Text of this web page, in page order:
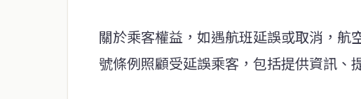
關於乘客權益，如遇航班延誤或取消，航
號條例照顧受延誤乘客，包括提供資訊、